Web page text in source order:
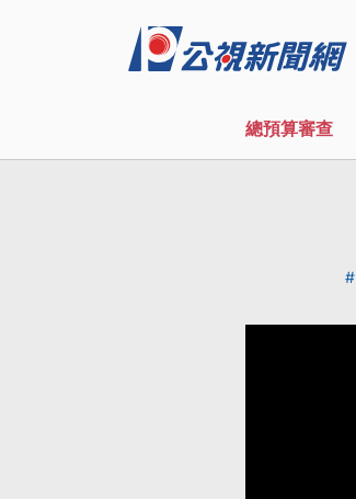
總預算審查